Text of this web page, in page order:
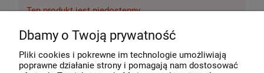
Ten produkt jest niedostępny.
Dbamy o Twoją prywatność
Pliki cookies i pokrewne im technologie umożliwiają
poprawne działanie strony i pomagają nam dostosować